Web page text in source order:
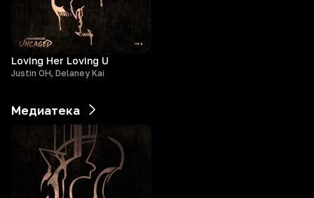
Loving Her Loving U
Justin OH, Delaney Kai
Медиатека